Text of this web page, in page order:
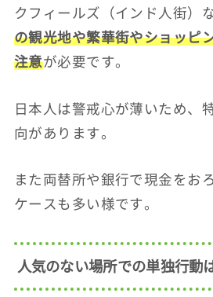
クフィールズ（インド人街）
の観光地や繁華街やショッピ
注意が必要です。
日本人は警戒心が薄いため、
向があります。
また両替所や銀行で現金をお
ケースも多い様です。
人気のない場所での単独行動